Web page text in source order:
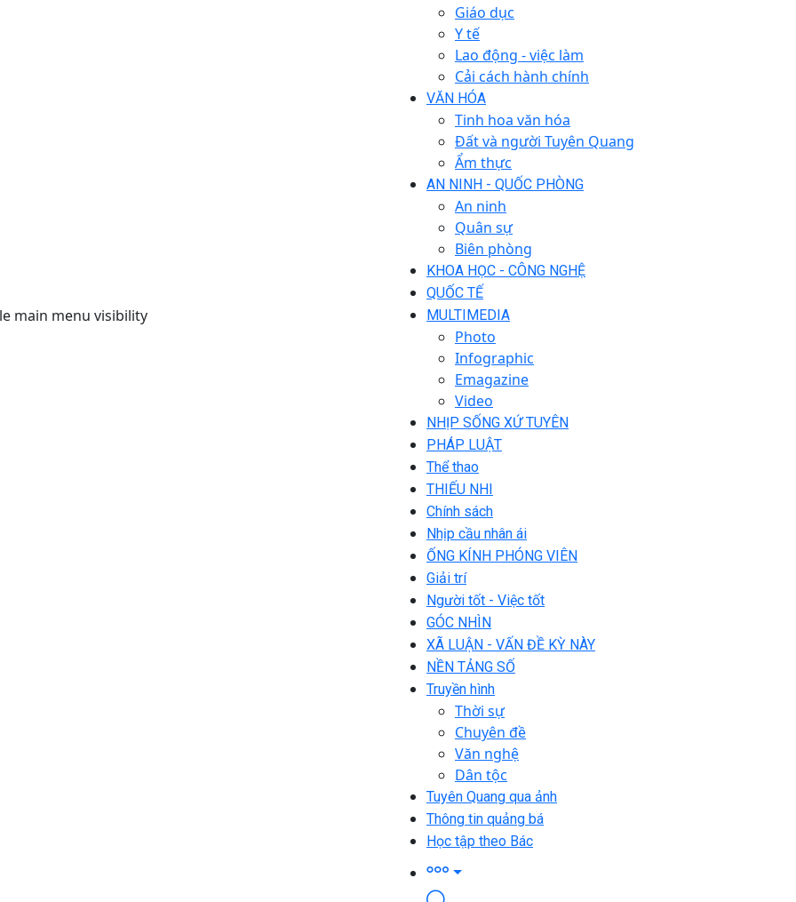
main menu visibility
Giáo dục
Y tế
Lao động - việc làm
Cải cách hành chính
VĂN HÓA
Tinh hoa văn hóa
Đất và người Tuyên Quang
Ẩm thực
AN NINH - QUỐC PHÒNG
An ninh
Quân sự
Biên phòng
KHOA HỌC - CÔNG NGHỆ
QUỐC TẾ
MULTIMEDIA
Photo
Infographic
Emagazine
Video
NHỊP SỐNG XỨ TUYÊN
PHÁP LUẬT
Thể thao
THIẾU NHI
Chính sách
Nhịp cầu nhân ái
ỐNG KÍNH PHÓNG VIÊN
Giải trí
Người tốt - Việc tốt
GÓC NHÌN
XÃ LUẬN - VẤN ĐỀ KỲ NÀY
NỀN TẢNG SỐ
Truyền hình
Thời sự
Chuyên đề
Văn nghệ
Dân tộc
Tuyên Quang qua ảnh
Thông tin quảng bá
Học tập theo Bác